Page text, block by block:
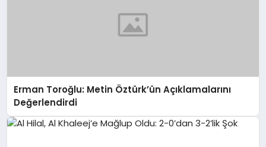
Erman Toroğlu: Metin Öztürk’ün Açıklamalarını
Değerlendirdi